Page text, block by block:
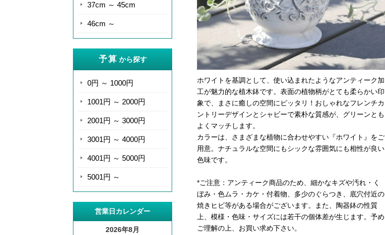
37cm ～ 45cm
46cm ～
予算 から探す
0円 ～ 1000円
1001円 ～ 2000円
2001円 ～ 3000円
3001円 ～ 4000円
4001円 ～ 5000円
5001円 ～
営業日カレンダー
2026年8月
ホワイトを基調として、使い込まれたようなアンティーク加
工が魅力的な植木鉢です。表面の植物柄がとても柔らかい印
象で、まさに癒しの空間にピッタリ！おしゃれなフレンチカ
ントリーデザインとシャビーで素朴な質感が、グリーンとも
よくマッチします。
カラーは、さまざまな植物に合わせやすい『ホワイト』をご
用意。ナチュラルな空間にもシックな雰囲気にも相性が良い
色味です。
*ご注意：アンティーク商品のため、細かなキズや汚れ・く
ぼみ・色ムラ・カケ・付着物、多少のぐらつき、底穴付近の
焼きヒビ等がある場合がございます。また、陶器鉢の性質
上、模様・色味・サイズには若干の個体差が生じます。予め
ご理解の上、お買い求め下さい。